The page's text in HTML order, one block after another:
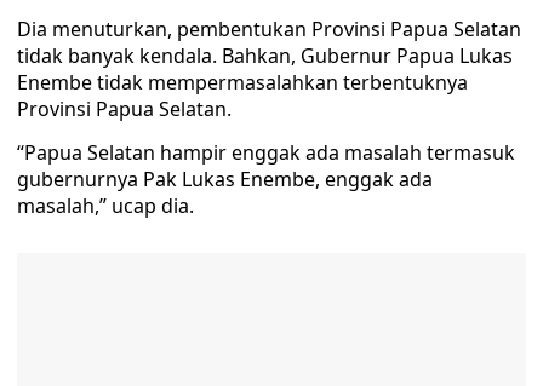
Dia menuturkan, pembentukan Provinsi Papua Selatan
tidak banyak kendala. Bahkan, Gubernur Papua Lukas
Enembe tidak mempermasalahkan terbentuknya
Provinsi Papua Selatan.
“Papua Selatan hampir enggak ada masalah termasuk
gubernurnya Pak Lukas Enembe, enggak ada
masalah,” ucap dia.